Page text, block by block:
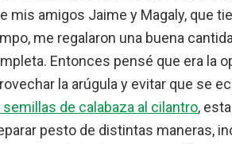
mis amigos Jaime y Magaly, que
me regalaron una buena
Entonces pensé que era la
la arúgula y evitar que se
semillas de calabaza al cilantro,
pesto de distintas maneras,